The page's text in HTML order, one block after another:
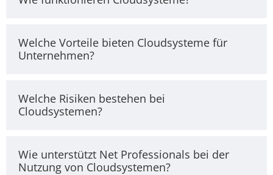
Welche Vorteile bieten Cloudsysteme für
Unternehmen?
Welche Risiken bestehen bei
Cloudsystemen?
Wie unterstützt Net Professionals bei der
Nutzung von Cloudsystemen?